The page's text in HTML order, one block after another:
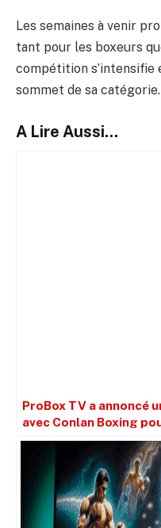
Les semaines à venir
tant pour les boxeurs
compétition s’intensifie
sommet de sa catégorie.
A Lire Aussi...
ProBox TV a annoncé
avec Conlan Boxing
spectacles au
Irlande.